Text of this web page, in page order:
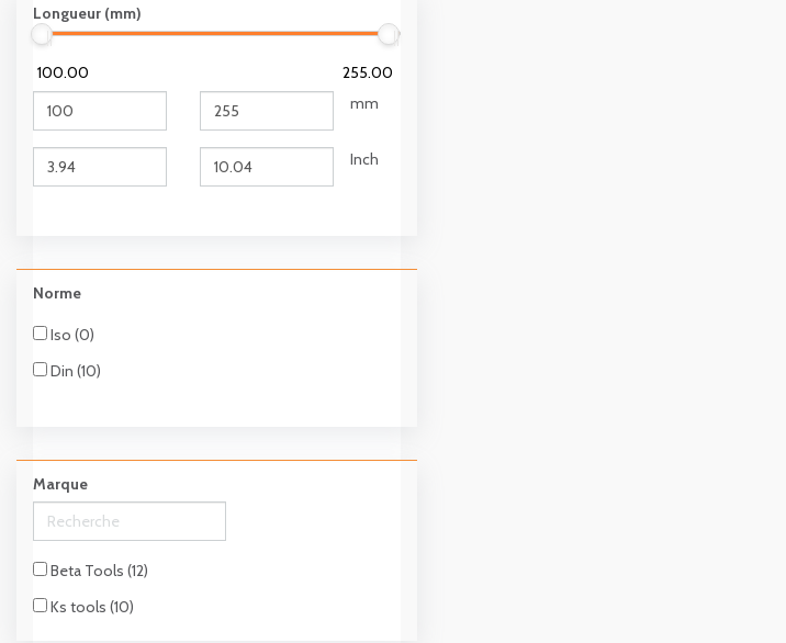
Longueur (mm)
100.00
255.00
mm
Inch
Norme
Iso (0)
Din (10)
Marque
Beta Tools (12)
Ks tools (10)